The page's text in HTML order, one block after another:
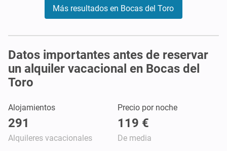
Más resultados en Bocas del Toro
Datos importantes antes de reservar
un alquiler vacacional en Bocas del
Toro
Alojamientos
291
Alquileres vacacionales
Precio por noche
119 €
De media